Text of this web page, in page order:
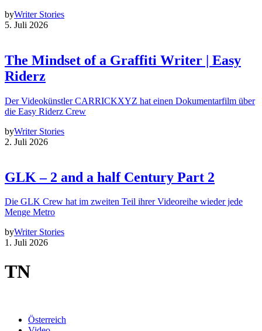
byWriter Stories
5. Juli 2026
The Mindset of a Graffiti Writer | Easy
Riderz
Der Videokünstler CARRICKXYZ hat einen Dokumentarfilm über
die Easy Riderz Crew
byWriter Stories
2. Juli 2026
GLK – 2 and a half Century Part 2
Die GLK Crew hat im zweiten Teil ihrer Videoreihe wieder jede
Menge Metro
byWriter Stories
1. Juli 2026
TN
Österreich